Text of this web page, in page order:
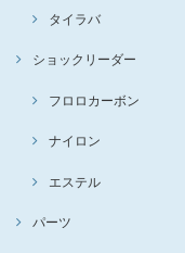
タイラバ
ショックリーダー
フロロカーボン
ナイロン
エステル
パーツ